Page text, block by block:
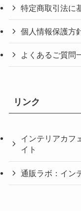
特定商取引法に
個人情報保護方
よくあるご質問
リンク
インテリアカフ
イト
通販ラボ：イン